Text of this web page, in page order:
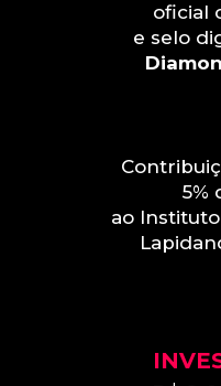
oficial
e selo
5%
ao